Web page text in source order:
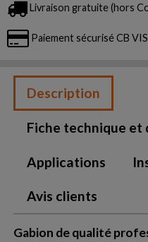
Livraison gratuite (hors
Paiement sécurisé CB
Description
Fiche technique et
Applications
Avis clients
Gabion de qualité